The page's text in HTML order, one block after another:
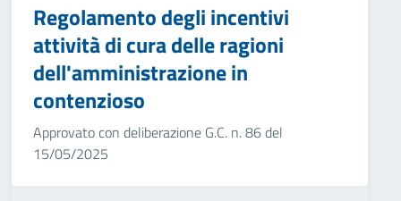
Regolamento degli incentivi
attività di cura delle ragioni
dell'amministrazione in
contenzioso
Approvato con deliberazione G.C. n. 86 del
15/05/2025